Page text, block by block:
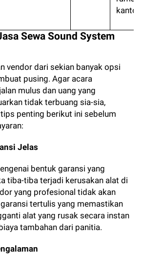
Sewa Sound System
vendor dari sekian banyak opsi
pusing. Agar acara
mulus dan uang yang
tidak terbuang sia-sia,
penting berikut ini sebelum
Jelas
bentuk garansi yang
tiba-tiba terjadi kerusakan alat di
yang profesional tidak akan
tertulis yang memastikan
alat yang rusak secara instan
tambahan dari panitia.